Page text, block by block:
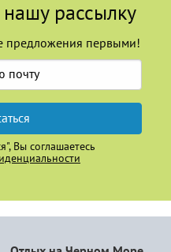
рассылку
предложения первыми!
Вы соглашаетесь